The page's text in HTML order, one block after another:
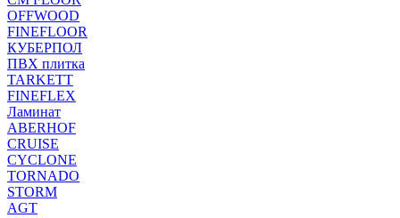
OFFWOOD
FINEFLOOR
КУБЕРПОЛ
ПВХ плитка
TARKETT
FINEFLEX
Ламинат
ABERHOF
CRUISE
CYCLONE
TORNADO
STORM
AGT